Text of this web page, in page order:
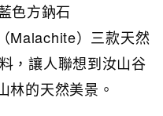
色方鈉石
Malachite）三款天然
，讓人聯想到汝山谷
林的天然美景。